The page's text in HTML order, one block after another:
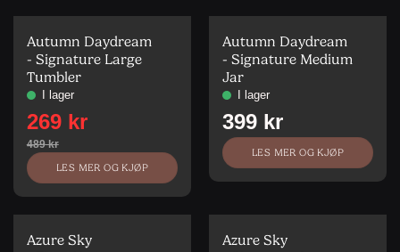
Autumn Daydream
- Signature Large
Tumbler
LES MER OG KJØP
Autumn Daydream
- Signature Medium
Jar
LES MER OG KJØP
Azure Sky
Azure Sky